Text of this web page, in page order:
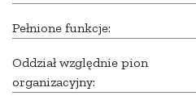
Pełnione funkcje:
Oddział względnie pion
organizacyjny: